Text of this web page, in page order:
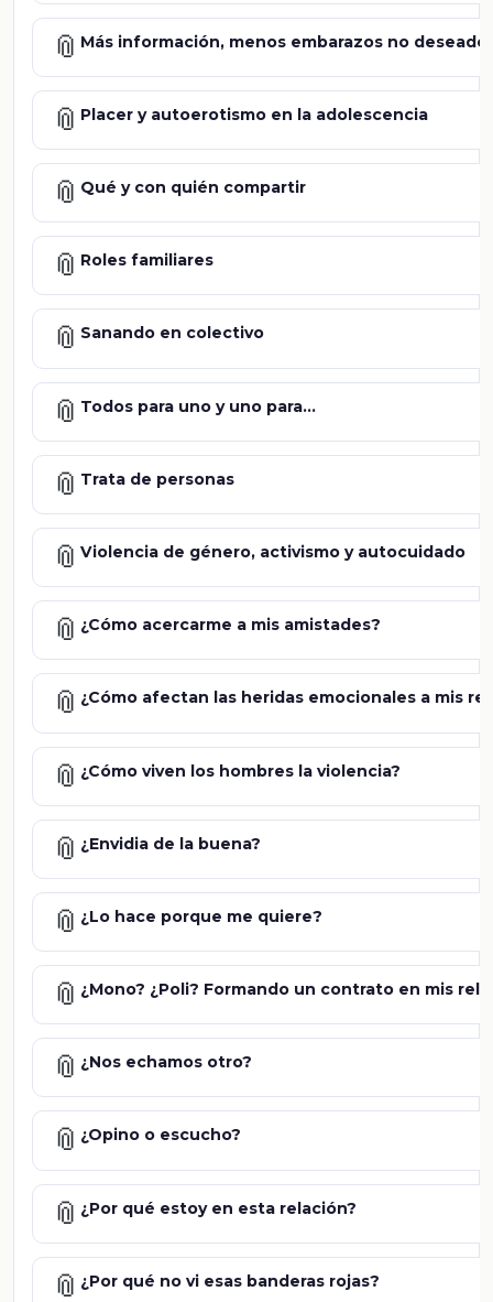
📎 Más información, menos embarazos no
📎 Placer y autoerotismo en la adolescencia
📎 Qué y con quién compartir
📎 Roles familiares
📎 Sanando en colectivo
📎 Todos para uno y uno para...
📎 Trata de personas
📎 Violencia de género, activismo y autocuidado
📎 ¿Cómo acercarme a mis amistades?
📎 ¿Cómo afectan las heridas emocionales a mis
📎 ¿Cómo viven los hombres la violencia?
📎 ¿Envidia de la buena?
📎 ¿Lo hace porque me quiere?
📎 ¿Mono? ¿Poli? Formando un contrato en mis
📎 ¿Nos echamos otro?
📎 ¿Opino o escucho?
📎 ¿Por qué estoy en esta relación?
📎 ¿Por qué no vi esas banderas rojas?